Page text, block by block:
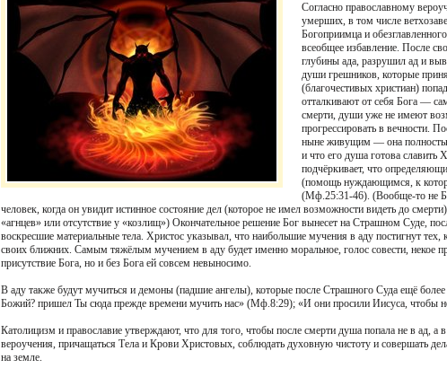
Согласно православному
умерших, в том числе
Богоприимца и
всеобщее избавление. После
глубины ада, разрушил ад и
души грешников, которые
(благочестивых христиан)
отталкивают от себя Бога —
смерти, души уже не имеют
прогрессировать в вечности.
ныне живущим — она
и что его душа готова славить
подчёркивает, что
(помощь нуждающимся, к
(Мф.25:31-46). (Вообще-то не
человек, когда он увидит истинное состояние дел (которое не имел возможности видеть до
«агнцев» или отсутствие у «козлищ») Окончательное решение Бог вынесет на Страшном Суде,
воскресшие материальные тела. Христос указывал, что наибольшие мучения в аду постигнут
своих ближних. Самым тяжёлым мучением в аду будет именно моральное, голос совести, некое
присутствие Бога, но и без Бога ей совсем невыносимо.
В аду также будут мучиться и демоны (падшие ангелы), которые после Страшного Суда ещё
Божий? пришел Ты сюда прежде времени мучить нас» (Мф.8:29); «И они просили Иисуса, чтобы
Католицизм и православие утверждают, что для того, чтобы после смерти душа попала не в ад,
вероучения, причащаться Тела и Крови Христовых, соблюдать духовную чистоту и совершать
на земле.